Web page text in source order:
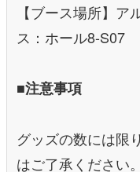
【ブース場所】
ス：ホール8-S07
■注意事項
グッズの数には限
はご了承ください。